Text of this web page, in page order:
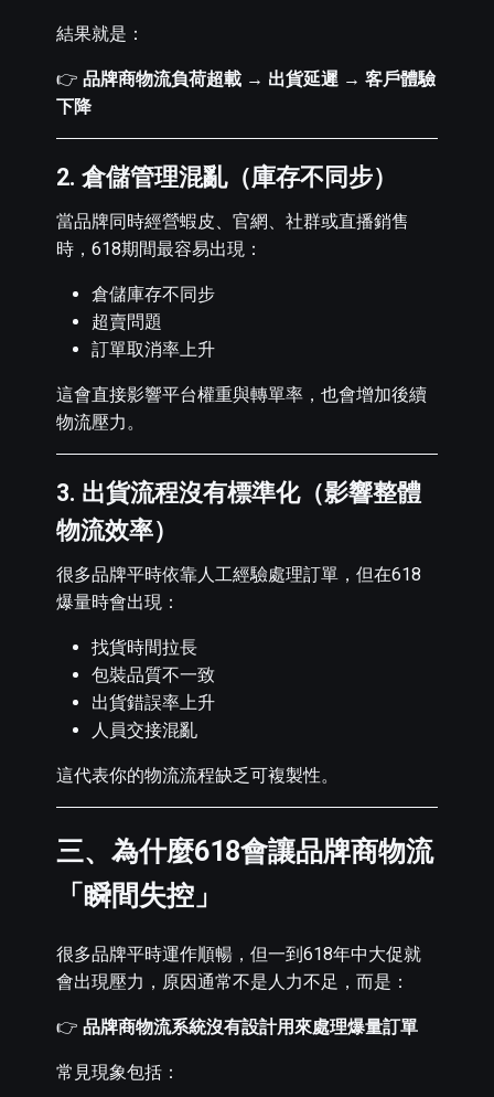
結果就是：
👉 品牌商物流負荷超載 → 出貨延遲 → 客戶體驗
下降
2. 倉儲管理混亂（庫存不同步）
當品牌同時經營蝦皮、官網、社群或直播銷售
時，618期間最容易出現：
倉儲庫存不同步
超賣問題
訂單取消率上升
這會直接影響平台權重與轉單率，也會增加後續
物流壓力。
3. 出貨流程沒有標準化（影響整體
物流效率）
很多品牌平時依靠人工經驗處理訂單，但在618
爆量時會出現：
找貨時間拉長
包裝品質不一致
出貨錯誤率上升
人員交接混亂
這代表你的物流流程缺乏可複製性。
三、為什麼618會讓品牌商物流
「瞬間失控」
很多品牌平時運作順暢，但一到618年中大促就
會出現壓力，原因通常不是人力不足，而是：
👉 品牌商物流系統沒有設計用來處理爆量訂單
常見現象包括：